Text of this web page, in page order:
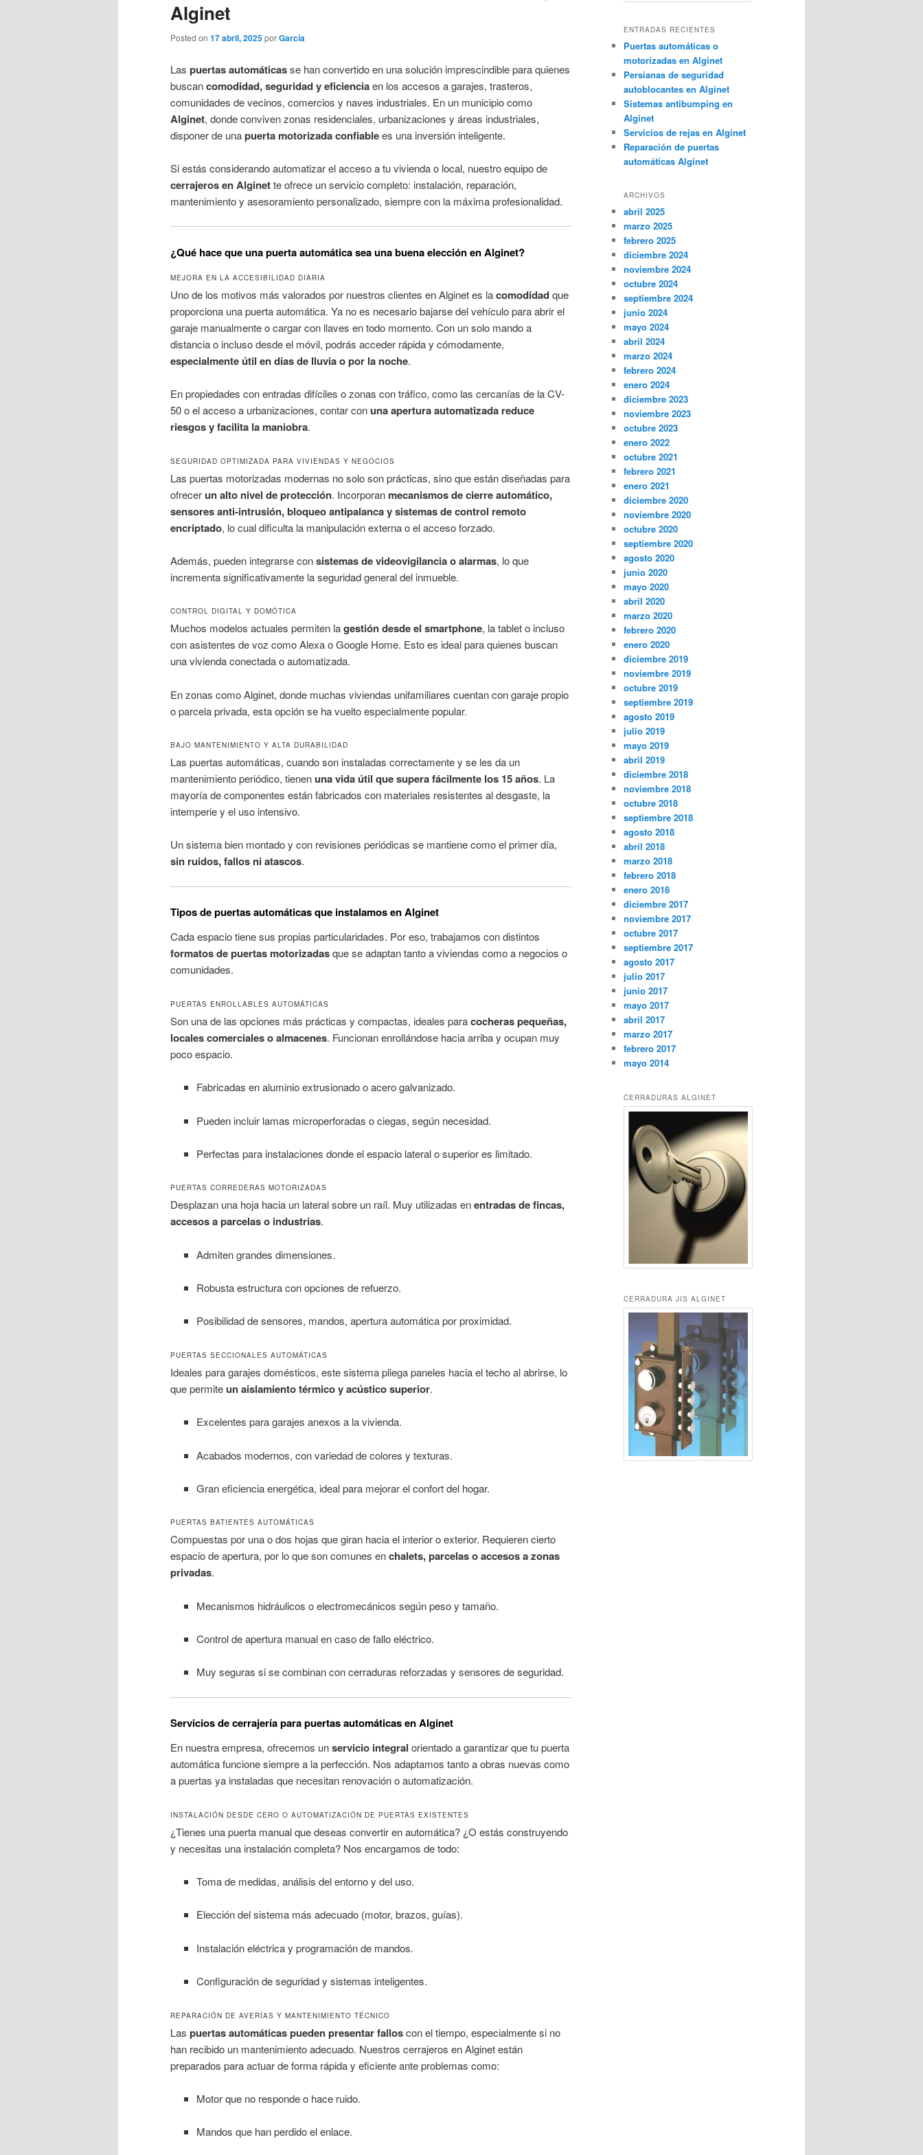
Alginet
Posted on 17 abril, 2025porGarcía
Las puertas automáticasse han convertido en una solución imprescindible para quienes
buscancomodidad, seguridad y eficienciaen los accesos a garajes, trasteros,
comunidades de vecinos, comercios y naves industriales. En un municipio como
Alginet, donde conviven zonas residenciales, urbanizaciones y áreas industriales,
disponer de unapuerta motorizada confiablees una inversión inteligente.
Si estás considerando automatizar el acceso a tu vivienda o local, nuestro equipo de
cerrajeros en Alginette ofrece un servicio completo: instalación, reparación,
mantenimiento y asesoramiento personalizado, siempre con la máxima profesionalidad.
¿Qué hace que una puerta automática sea una buena elección en Alginet?
MEJORA EN LA ACCESIBILIDAD DIARIA
Uno de los motivos más valorados por nuestros clientes en Alginet es lacomodidadque
proporciona una puerta automática. Ya no es necesario bajarse del vehículo para abrir el
garaje manualmente o cargar con llaves en todo momento. Con un solo mando a
distancia o incluso desde el móvil, podrás acceder rápida y cómodamente,
especialmente útil en días de lluvia o por la noche.
En propiedades con entradas difíciles o zonas con tráfico, como las cercanías de la CV-
50 o el acceso a urbanizaciones, contar conuna apertura automatizada reduce
riesgos y facilita la maniobra.
SEGURIDAD OPTIMIZADA PARA VIVIENDAS Y NEGOCIOS
Las puertas motorizadas modernas no solo son prácticas, sino que están diseñadas para
ofrecerun alto nivel de protección. Incorporan mecanismos de cierre automático,
sensores anti-intrusión, bloqueo antipalanca y sistemas de control remoto
encriptado, lo cual dificulta la manipulación externa o el acceso forzado.
Además, pueden integrarse consistemas de videovigilancia o alarmas, lo que
incrementa significativamente la seguridad general del inmueble.
CONTROL DIGITAL Y DOMÓTICA
Muchos modelos actuales permiten lagestión desde el smartphone, la tablet o incluso
con asistentes de voz como Alexa o Google Home. Esto es ideal para quienes buscan
una vivienda conectada o automatizada.
En zonas como Alginet, donde muchas viviendas unifamiliares cuentan con garaje propio
o parcela privada, esta opción se ha vuelto especialmente popular.
BAJO MANTENIMIENTO Y ALTA DURABILIDAD
Las puertas automáticas, cuando son instaladas correctamente y se les da un
mantenimiento periódico, tienenuna vida útil que supera fácilmente los 15 años. La
mayoría de componentes están fabricados con materiales resistentes al desgaste, la
intemperie y el uso intensivo.
Un sistema bien montado y con revisiones periódicas se mantiene como el primer día,
sin ruidos, fallos ni atascos.
Tipos de puertas automáticas que instalamos en Alginet
Cada espacio tiene sus propias particularidades. Por eso, trabajamos con distintos
formatos de puertas motorizadasque se adaptan tanto a viviendas como a negocios o
comunidades.
PUERTAS ENROLLABLES AUTOMÁTICAS
Son una de las opciones más prácticas y compactas, ideales paracocheras pequeñas,
locales comerciales o almacenes. Funcionan enrollándose hacia arriba y ocupan muy
poco espacio.
Fabricadas en aluminio extrusionado o acero galvanizado.
Pueden incluir lamas microperforadas o ciegas, según necesidad.
Perfectas para instalaciones donde el espacio lateral o superior es limitado.
PUERTAS CORREDERAS MOTORIZADAS
Desplazan una hoja hacia un lateral sobre un raíl. Muy utilizadas enentradas de fincas,
accesos a parcelas o industrias.
Admiten grandes dimensiones.
Robusta estructura con opciones de refuerzo.
Posibilidad de sensores, mandos, apertura automática por proximidad.
PUERTAS SECCIONALES AUTOMÁTICAS
Ideales para garajes domésticos, este sistema pliega paneles hacia el techo al abrirse, lo
que permiteun aislamiento térmico y acústico superior.
Excelentes para garajes anexos a la vivienda.
Acabados modernos, con variedad de colores y texturas.
Gran eficiencia energética, ideal para mejorar el confort del hogar.
PUERTAS BATIENTES AUTOMÁTICAS
Compuestas por una o dos hojas que giran hacia el interior o exterior. Requieren cierto
espacio de apertura, por lo que son comunes enchalets, parcelas o accesos a zonas
privadas.
Mecanismos hidráulicos o electromecánicos según peso y tamaño.
Control de apertura manual en caso de fallo eléctrico.
Muy seguras si se combinan con cerraduras reforzadas y sensores de seguridad.
Servicios de cerrajería para puertas automáticas en Alginet
En nuestra empresa, ofrecemos unservicio integral orientado a garantizar que tu puerta
automática funcione siempre a la perfección. Nos adaptamos tanto a obras nuevas como
a puertas ya instaladas que necesitan renovación o automatización.
INSTALACIÓN DESDE CERO O AUTOMATIZACIÓN DE PUERTAS EXISTENTES
¿Tienes una puerta manual que deseas convertir en automática? ¿O estás construyendo
y necesitas una instalación completa? Nos encargamos de todo:
Toma de medidas, análisis del entorno y del uso.
Elección del sistema más adecuado (motor, brazos, guías).
Instalación eléctrica y programación de mandos.
Configuración de seguridad y sistemas inteligentes.
REPARACIÓN DE AVERÍAS Y MANTENIMIENTO TÉCNICO
Las puertas automáticas pueden presentar falloscon el tiempo, especialmente si no
han recibido un mantenimiento adecuado. Nuestros cerrajeros en Alginet están
preparados para actuar de forma rápida y eficiente ante problemas como:
Motor que no responde o hace ruido.
Mandos que han perdido el enlace.
c
r
ENTRADAS RECIENTES
Puertas automáticas o
motorizadas en Alginet
Persianas de seguridad
autoblocantes en Alginet
Sistemas antibumping en
Alginet
Servicios de rejas en Alginet
Reparación de puertas
automáticas Alginet
ARCHIVOS
abril 2025
marzo 2025
febrero 2025
diciembre 2024
noviembre 2024
octubre 2024
septiembre 2024
junio 2024
mayo 2024
abril 2024
marzo 2024
febrero 2024
enero 2024
diciembre 2023
noviembre 2023
octubre 2023
enero 2022
octubre 2021
febrero 2021
enero 2021
diciembre 2020
noviembre 2020
octubre 2020
septiembre 2020
agosto 2020
junio 2020
mayo 2020
abril 2020
marzo 2020
febrero 2020
enero 2020
diciembre 2019
noviembre 2019
octubre 2019
septiembre 2019
agosto 2019
julio 2019
mayo 2019
abril 2019
diciembre 2018
noviembre 2018
octubre 2018
septiembre 2018
agosto 2018
abril 2018
marzo 2018
febrero 2018
enero 2018
diciembre 2017
noviembre 2017
octubre 2017
septiembre 2017
agosto 2017
julio 2017
junio 2017
mayo 2017
abril 2017
marzo 2017
febrero 2017
mayo 2014
CERRADURAS ALGINET
CERRADURA JIS ALGINET